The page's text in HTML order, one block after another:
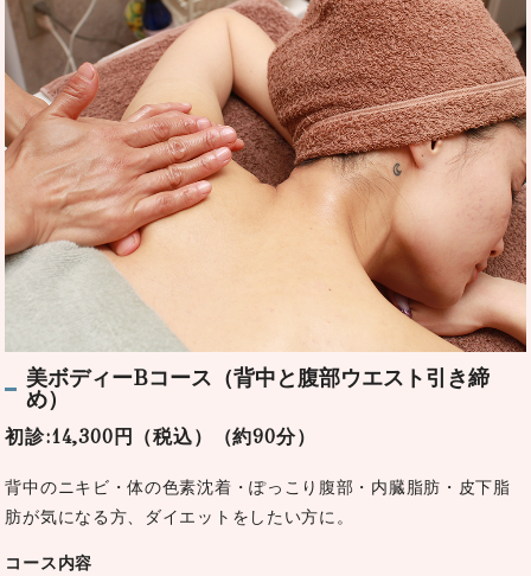
美ボディーBコース（背中と腹部ウエスト引き締
め）
初診:14,300円（税込）（約90分）
背中のニキビ・体の色素沈着・ぽっこり腹部・内臓脂肪・皮下脂
肪が気になる方、ダイエットをしたい方に。
コース内容